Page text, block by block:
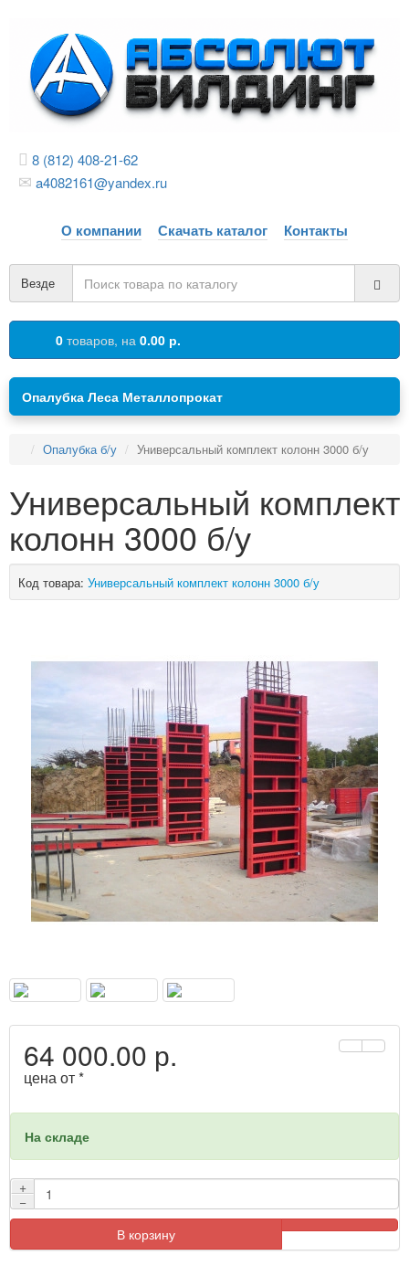
8 (812) 408-21-62
a4082161@yandex.ru
О компании Скачать каталог Контакты
Везде
0 товаров, на 0.00 р.
Опалубка Леса Металлопрокат
Опалубка б/у Универсальный комплект колонн 3000 б/у
Универсальный комплект
колонн 3000 б/у
Код товара: Универсальный комплект колонн 3000 б/у
64 000.00 р.
цена от *
На складе
+
−
В корзину